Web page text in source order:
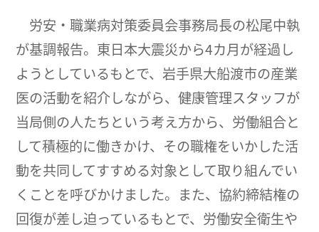
労安・職業病対策委員会事務局長の松尾中執
が基調報告。東日本大震災から4カ月が経過し
ようとしているもとで、岩手県大船渡市の産業
医の活動を紹介しながら、健康管理スタッフが
当局側の人たちという考え方から、労働組合と
して積極的に働きかけ、その職権をいかした活
動を共同してすすめる対象として取り組んでい
くことを呼びかけました。また、協約締結権の
回復が差し迫っているもとで、労働安全衛生や